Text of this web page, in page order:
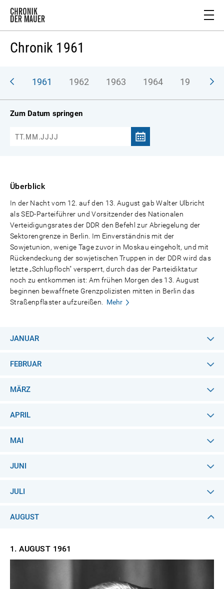
Chronik 1961
1961 1962 1963 1964 1965
Zum Datum springen
Überblick
In der Nacht vom 12. auf den 13. August gab Walter Ulbricht
als SED-Parteiführer und Vorsitzender des Nationalen
Verteidigungsrates der DDR den Befehl zur Abriegelung der
Sektorengrenze in Berlin. Im Einverständnis mit der
Sowjetunion, wenige Tage zuvor in Moskau eingeholt, und mit
Rückendeckung der sowjetischen Truppen in der DDR wird das
letzte „Schlupfloch" versperrt, durch das der Parteidiktatur
noch zu entkommen ist: Am frühen Morgen des 13. August
beginnen bewaffnete Grenzpolizisten mitten in Berlin das
Straßenpflaster aufzureißen.
Mehr
JANUAR
FEBRUAR
MÄRZ
APRIL
MAI
JUNI
JULI
AUGUST
1. AUGUST 1961